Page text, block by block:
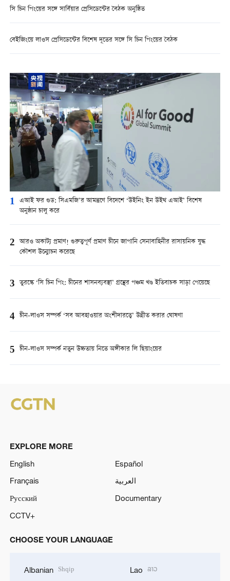
সি চিন পিংয়ের সঙ্গে সার্বিয়ার প্রেসিডেন্টের বৈঠক অনুষ্ঠিত
বেইজিংয়ে লাওস প্রেসিডেন্টের বিশেষ দূতের সঙ্গে সি চিন পিংয়ের বৈঠক
1 এআই ফর গুড: সিএমজি’র আমন্ত্রণে বিদেশে ‘উইনিং ইন উইথ এআই’ বিশেষ
অনুষ্ঠান চালু করে
2 আরও অকাট্য প্রমাণ! গুরুত্বপূর্ণ প্রমাণ চীনে জাপানি সেনাবাহিনীর রাসায়নিক যুদ্ধ
কৌশল উন্মোচন করেছে
3 তুরস্কে ‘সি চিন পিং: চীনের শাসনব্যবস্থা’ গ্রন্থের পঞ্চম খণ্ড ইতিবাচক সাড়া পেয়েছে
4 চীন-লাওস সম্পর্ক ‘সব আবহাওয়ার অংশীদারত্বে’ উন্নীত করার ঘোষণা
5 চীন-লাওস সম্পর্ক নতুন উচ্চতায় নিতে অঙ্গীকার লি ছিয়াংয়ের
EXPLORE MORE
English
Español
Français
العربية
Русский
Documentary
CCTV+
CHOOSE YOUR LANGUAGE
Albanian Shqip Lao ລາວ